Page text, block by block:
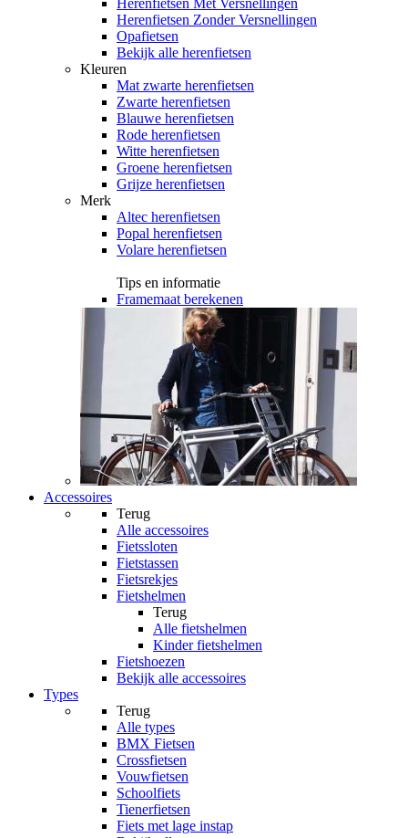
Herenfietsen Met Versnellingen
Herenfietsen Zonder Versnellingen
Opafietsen
Bekijk alle herenfietsen
Kleuren
Mat zwarte herenfietsen
Zwarte herenfietsen
Blauwe herenfietsen
Rode herenfietsen
Witte herenfietsen
Groene herenfietsen
Grijze herenfietsen
Merk
Altec herenfietsen
Popal herenfietsen
Volare herenfietsen
Tips en informatie
Framemaat berekenen
Accessoires
Terug
Alle accessoires
Fietssloten
Fietstassen
Fietsrekjes
Fietshelmen
Terug
Alle fietshelmen
Kinder fietshelmen
Fietshoezen
Bekijk alle accessoires
Types
Terug
Alle types
BMX Fietsen
Crossfietsen
Vouwfietsen
Schoolfiets
Tienerfietsen
Fiets met lage instap